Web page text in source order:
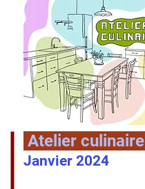
Atelier culinaire
Janvier 2024